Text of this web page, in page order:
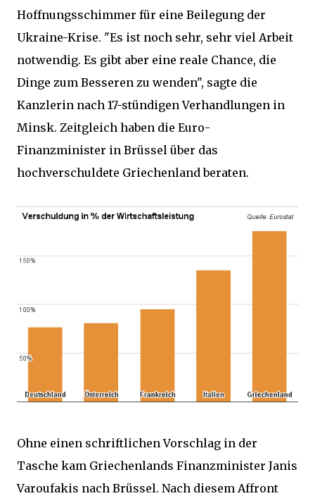
Hoffnungsschimmer für eine Beilegung der
Ukraine-Krise. "Es ist noch sehr, sehr viel Arbeit
notwendig. Es gibt aber eine reale Chance, die
Dinge zum Besseren zu wenden", sagte die
Kanzlerin nach 17-stündigen Verhandlungen in
Minsk. Zeitgleich haben die Euro-
Finanzminister in Brüssel über das
hochverschuldete Griechenland beraten.
Ohne einen schriftlichen Vorschlag in der
Tasche kam Griechenlands Finanzminister Janis
Varoufakis nach Brüssel. Nach diesem Affront